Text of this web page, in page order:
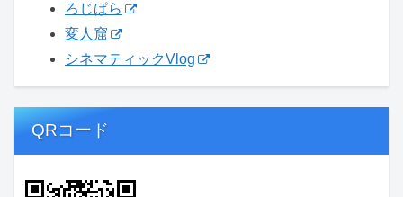
ろじぱら
変人窟
シネマティックVlog
QRコード